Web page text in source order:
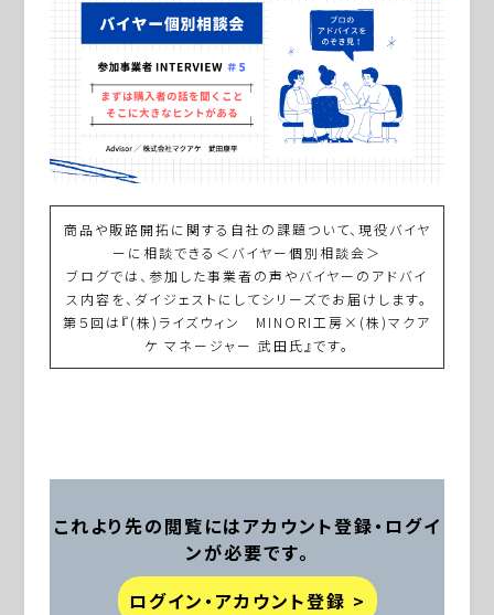
商品や販路開拓に関する自社の課題ついて、現役バイヤ
ーに相談できる＜バイヤー個別相談会＞
ブログでは、参加した事業者の声やバイヤーのアドバイ
ス内容を、ダイジェストにしてシリーズでお届けします。
第５回は『(株)ライズウィン MINORI工房×(株)マクア
ケ マネージャー 武田氏』です。
これより先の閲覧にはアカウント登録・ログイ
ンが必要です。
ログイン・アカウント登録 >